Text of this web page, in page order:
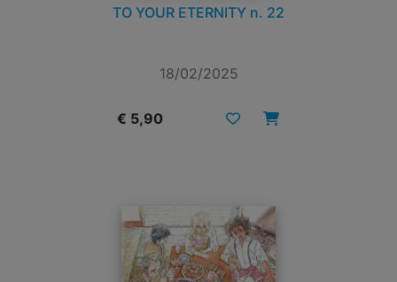
TO YOUR ETERNITY n. 22
18/02/2025
€ 5,90